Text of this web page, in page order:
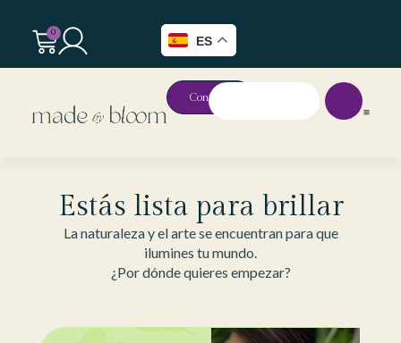
ES
0
Contacto
Estás lista para brillar
La naturaleza y el arte se encuentran para que
ilumines tu mundo.
¿Por dónde quieres empezar?